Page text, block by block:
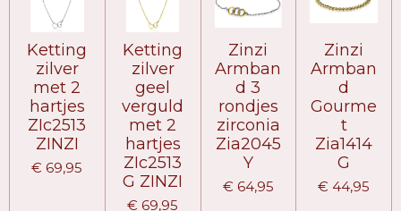
Ketting
zilver
met 2
hartjes
ZIc2513
ZINZI
€ 69,95
Ketting
zilver
geel
verguld
met 2
hartjes
ZIc2513
G ZINZI
€ 69,95
Zinzi
Armban
d 3
rondjes
zirconia
Zia2045
Y
€ 64,95
Zinzi
Armban
d
Gourme
t
Zia1414
G
€ 44,95